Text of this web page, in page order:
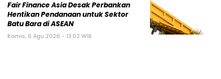
Fair Finance Asia Desak Perbankan
Hentikan Pendanaan untuk Sektor
Batu Bara di ASEAN
Kamis, 6 Agu 2026 - 13:02 WIB